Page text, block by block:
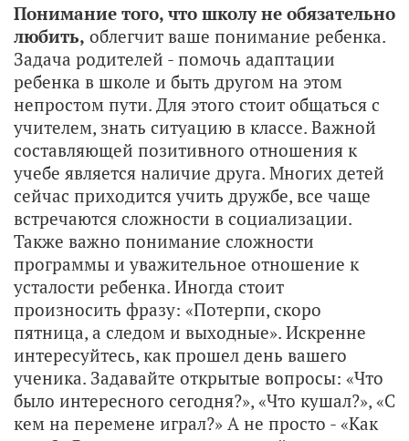
Понимание того, что школу не обязательно
любить, облегчит ваше понимание ребенка.
Задача родителей - помочь адаптации
ребенка в школе и быть другом на этом
непростом пути. Для этого стоит общаться с
учителем, знать ситуацию в классе. Важной
составляющей позитивного отношения к
учебе является наличие друга. Многих детей
сейчас приходится учить дружбе, все чаще
встречаются сложности в социализации.
Также важно понимание сложности
программы и уважительное отношение к
усталости ребенка. Иногда стоит
произносить фразу: «Потерпи, скоро
пятница, а следом и выходные». Искренне
интересуйтесь, как прошел день вашего
ученика. Задавайте открытые вопросы: «Что
было интересного сегодня?», «Что кушал?», «С
кем на перемене играл?» А не просто - «Как